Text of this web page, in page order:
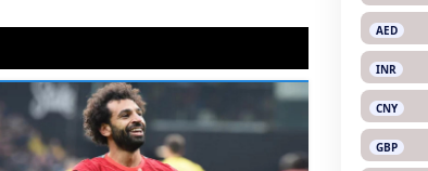
AED
INR
CNY
GBP